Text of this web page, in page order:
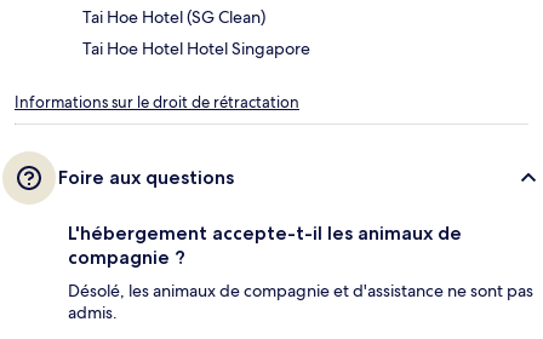
Tai Hoe Hotel (SG Clean)
Tai Hoe Hotel Hotel Singapore
Informations sur le droit de rétractation
Foire aux questions
L'hébergement accepte-t-il les animaux de
compagnie ?
Désolé, les animaux de compagnie et d'assistance ne sont pas
admis.